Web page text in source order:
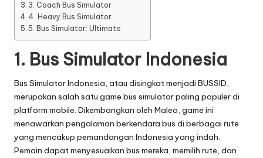
3. Coach Bus Simulator
4. Heavy Bus Simulator
5. Bus Simulator: Ultimate
1. Bus Simulator Indonesia
Bus Simulator Indonesia, atau disingkat menjadi BUSSID,
merupakan salah satu game bus simulator paling populer di
platform mobile. Dikembangkan oleh Maleo, game ini
menawarkan pengalaman berkendara bus di berbagai rute
yang mencakup pemandangan Indonesia yang indah.
Pemain dapat menyesuaikan bus mereka, memilih rute, dan